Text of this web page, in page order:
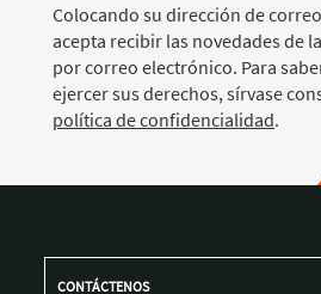
Colocando su dirección de
acepta recibir las novedades de
por correo electrónico. Para
ejercer sus derechos, sírvase
política de confidencialidad.
CONTÁCTENOS